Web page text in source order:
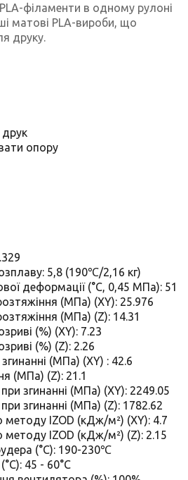
філаменти в одному рулоні
матові PLA-вироби, що
друку.
опору
5,8 (190℃/2,16 кг)
деформації (°C, 0,45 МПа): 51
(МПа) (XY): 25.976
(МПа) (Z): 14.31
(%) (XY): 7.23
(%) (Z): 2.26
(МПа) (XY) : 42.6
(МПа) (Z): 21.1
згинанні (МПа) (XY): 2249.05
згинанні (МПа) (Z): 1782.62
методу IZOD (кДж/м²) (XY): 4.7
методу IZOD (кДж/м²) (Z): 2.15
(°C): 190-230℃
45 - 60°C